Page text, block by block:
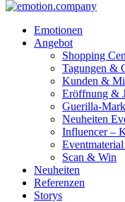
Hauptnavigation
Emotionen
Angebot
Shopping
Tagungen &
Kunden &
Eröffnung &
Guerilla-
Neuheiten
Influencer –
Scan & Win
Neuheiten
Referenzen
Storys